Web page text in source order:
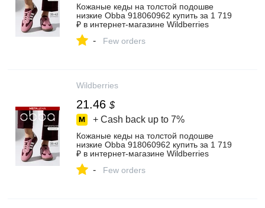
Кожаные кеды на толстой подошве
низкие Obba 918060962 купить за 1 719
₽ в интернет‑магазине Wildberries
- Few orders
Wildberries
21.46 $
+ Cash back up to 7%
Кожаные кеды на толстой подошве
низкие Obba 918060962 купить за 1 719
₽ в интернет‑магазине Wildberries
- Few orders